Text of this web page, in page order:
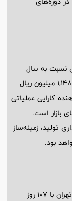
سال 1405 با رشد 35 درصدی نسبت به سال
1404 از 850,037,767 میلیون ریال به 1,148,637,183 میلیون ریال
کارایی عملیاتی
بازار است.
تولید، زمینه‌ساز
بود.
برنامه تعمیرات اساسی سال 1405 پالایش نفت تهران با 107 روز